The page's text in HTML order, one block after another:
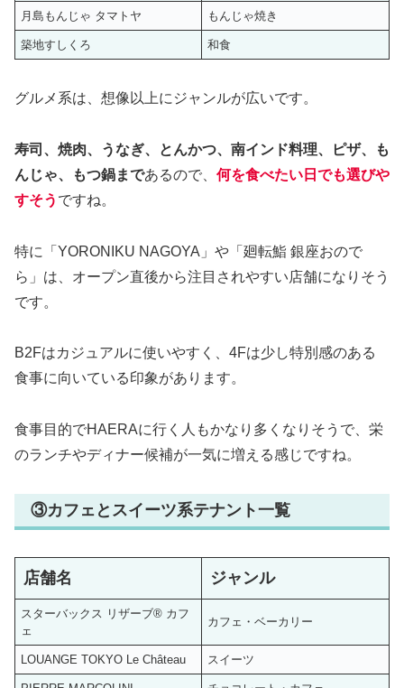
月島もんじゃ タマトヤ もんじゃ焼き
築地すしくろ 和食
グルメ系は、想像以上にジャンルが広いです。
寿司、焼肉、うなぎ、とんかつ、南インド料理、ピザ、も
んじゃ、もつ鍋まであるので、 何を食べたい日でも選びや
すそう ですね。
特に「YORONIKU NAGOYA」や「廻転鮨 銀座おので
ら」は、オープン直後から注目されやすい店舗になりそう
です。
B2Fはカジュアルに使いやすく、4Fは少し特別感のある
食事に向いている印象があります。
食事目的でHAERAに行く人もかなり多くなりそうで、栄
のランチやディナー候補が一気に増える感じですね。
③カフェとスイーツ系テナント一覧
店舗名 ジャンル
スターバックス リザーブ® カフ
ェ
カフェ・ベーカリー
LOUANGE TOKYO Le Château スイーツ